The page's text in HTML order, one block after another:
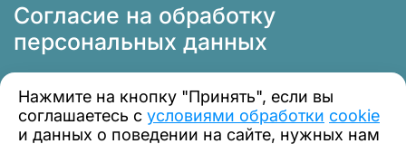
Согласие на обработку
персональных данных
Нажмите на кнопку "Принять", если вы
соглашаетесь с условиями обработки cookie
и данных о поведении на сайте, нужных нам